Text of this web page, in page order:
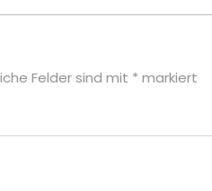
Felder sind mit * markiert